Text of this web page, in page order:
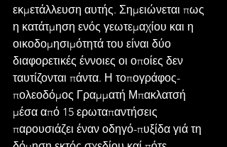
εκμετάλλευση αυτής. Σημειώνεται πως
η κατάτμηση ενός γεωτεμαχίου και η
οικοδομησιμότητά του είναι δύο
διαφορετικές έννοιες οι οποίες δεν
ταυτίζονται πάντα. Η τοπογράφος-
πολεοδόμος Γραμματή Μπακλατσή
μέσα από 15 ερωταπαντήσεις
παρουσιάζει έναν οδηγό-πυξίδα γιά τη